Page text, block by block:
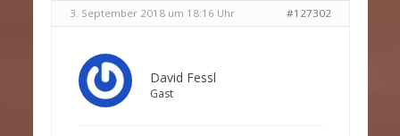
3. September 2018 um 18:16 Uhr #127302
David Fessl
Gast